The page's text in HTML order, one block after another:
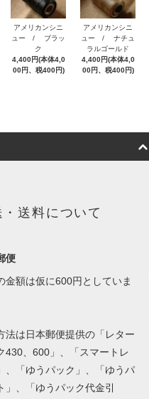
アメリカンシニ
ュー / ブラッ
ク
4,400円(本体4,0
00円、税400円)
アメリカンシニ
ュー / ナチュ
ラルゴールド
4,400円(本体4,0
00円、税400円)
・送料について
便
金額は仮に600円としていま
法は日本郵便提供の「レター
430、600」、「スマートレ
、「ゆうパック」、「ゆうパ
」、「ゆうパック代金引